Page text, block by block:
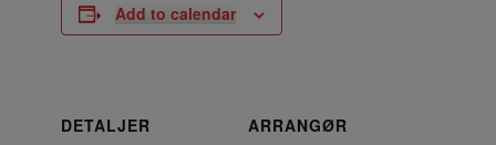
Add to calendar
DETALJER
ARRANGØR